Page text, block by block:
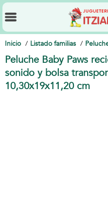
Inicio Listado familias
Peluche Baby Paws
sonido y bolsa
10,30x19x11,20 cm